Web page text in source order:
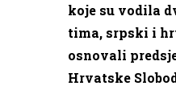
koje su vodila
tima, srpski i
osnovali
Hrvatske